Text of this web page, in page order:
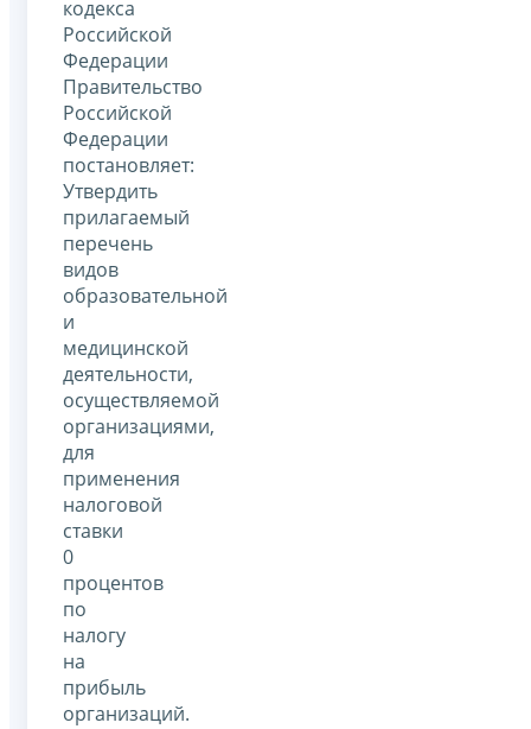
кодекса
Российской
Федерации
Правительство
Российской
Федерации
постановляет:
Утвердить
прилагаемый
перечень
видов
образовательной
и
медицинской
деятельности,
осуществляемой
организациями,
для
применения
налоговой
ставки
0
процентов
по
налогу
на
прибыль
организаций.